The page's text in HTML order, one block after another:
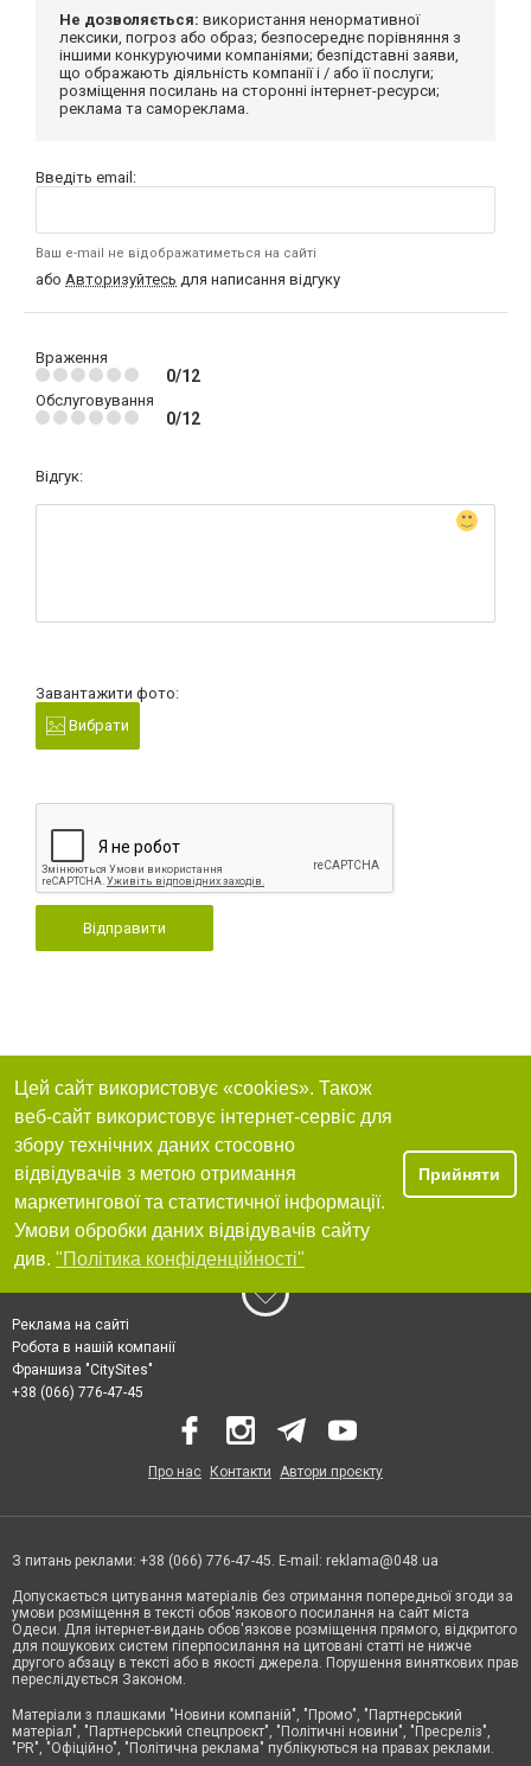
Не дозволяється: використання ненормативної
лексики, погроз або образ; безпосереднє порівняння з
іншими конкуруючими компаніями; безпідставні заяви,
що ображають діяльність компанії і / або її послуги;
розміщення посилань на сторонні інтернет-ресурси;
реклама та самореклама.
Введіть email:
Ваш e-mail не відображатиметься на сайті
або Авторизуйтесь для написання відгуку
Враження
0/12
Обслуговування
0/12
Відгук:
Завантажити фото:
Вибрати
Відправити
Цей сайт використовує «cookies». Також
веб-сайт використовує інтернет-сервіс для
збору технічних даних стосовно
відвідувачів з метою отримання
маркетингової та статистичної інформації.
Умови обробки даних відвідувачів сайту
див. "Політика конфіденційності"
Прийняти
Реклама на сайті
Робота в нашій компанії
Франшиза "CitySites"
+38 (066) 776-47-45
Про нас Контакти Автори проєкту
З питань реклами: +38 (066) 776-47-45. E-mail: reklama@048.ua
Допускається цитування матеріалів без отримання попередньої згоди за
умови розміщення в тексті обов'язкового посилання на сайт міста
Одеси. Для інтернет-видань обов'язкове розміщення прямого, відкритого
для пошукових систем гіперпосилання на цитовані статті не нижче
другого абзацу в тексті або в якості джерела. Порушення виняткових прав
переслідується Законом.
Матеріали з плашками "Новини компаній", "Промо", "Партнерський
матеріал", "Партнерський спецпроєкт", "Політичні новини", "Пресреліз",
"PR", "Офіційно", "Політична реклама" публікуються на правах реклами.